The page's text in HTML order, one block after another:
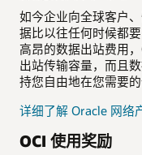
如今企业向全球客户
据比以往任何时候都
高昂的数据出站费用
出站传输容量，而且
持您自由地在您需要的
详细了解 Oracle 网络
OCI 使用奖励